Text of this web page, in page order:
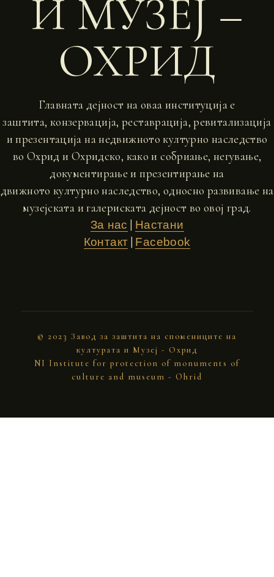
И МУЗЕЈ –
ОХРИД
Главната дејност на оваа институција е
заштита, конзервација, реставрација, ревитализација
и презентација на недвижното културно наследство
во Охрид и Охридско, како и собриање, негување,
документирање и презентирање на
движното културно наследство, односно развивање на
музејската и галериската дејност во овој град.
За нас
Настани
Контакт
Facebook
© 2023 Завод за заштита на спомениците на
културата и Музеј - Охрид
NI Institute for protection of monuments of
culture and museum - Ohrid